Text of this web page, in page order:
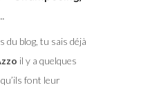
du blog, tu sais déjà
il y a quelques
font leur